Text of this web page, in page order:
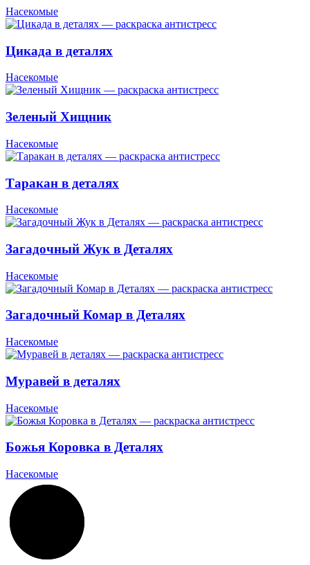
Насекомые
Цикада в деталях
Насекомые
Зеленый Хищник
Насекомые
Таракан в деталях
Насекомые
Загадочный Жук в Деталях
Насекомые
Загадочный Комар в Деталях
Насекомые
Муравей в деталях
Насекомые
Божья Коровка в Деталях
Насекомые